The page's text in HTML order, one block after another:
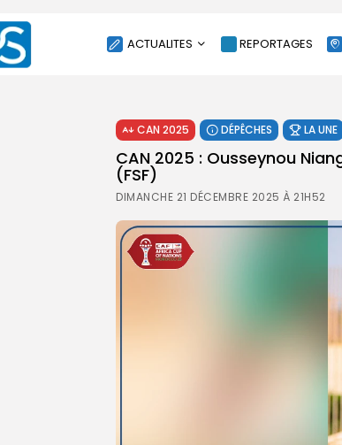
ACTUALITES
SOCIÉTÉ
ÉCONOMIE
CULTURE
ENVIRONNEMENT
INTERNATIONAL
REPORTAGES
CAN 2025 DÉPÊCHES LA UNE
CAN 2025 : Ousseynou
(FSF)
DIMANCHE 21 DÉCEMBRE 2025 À 21H52